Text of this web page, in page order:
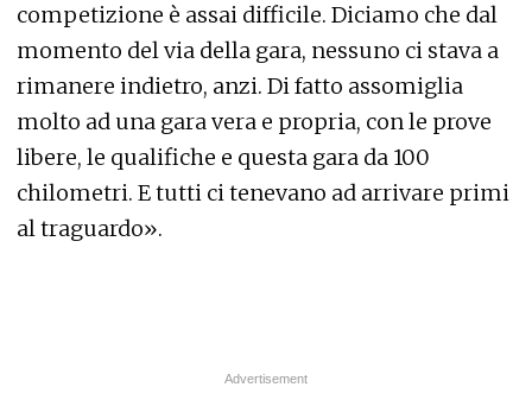
competizione è assai difficile. Diciamo che dal
momento del via della gara, nessuno ci stava a
rimanere indietro, anzi. Di fatto assomiglia
molto ad una gara vera e propria, con le prove
libere, le qualifiche e questa gara da 100
chilometri. E tutti ci tenevano ad arrivare primi
al traguardo».